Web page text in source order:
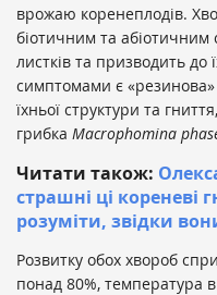
врожаю коренеплодів.
біотичним та абіотичним
листків та призводить
симптомами є «резинова»
їхньої структури та
грибка Macrophomina
Читати також:
страшні ці кореневі
розуміти, звідки
Розвитку обох хвороб
понад 80%, температура